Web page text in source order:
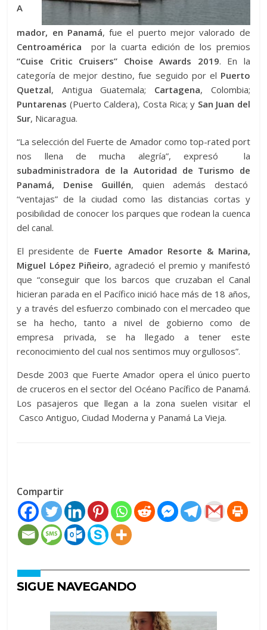
A
mador, en Panamá, fue el puerto mejor valorado de
Centroamérica
por la cuarta edición de los premios
“Cuise Critic Cruisers” Choise Awards 2019. En la
categoría de mejor destino, fue seguido por el Puerto
Quetzal, Antigua Guatemala; Cartagena, Colombia;
Puntarenas (Puerto Caldera), Costa Rica; y San Juan del
Sur, Nicaragua.
“La selección del Fuerte de Amador como top-rated port
nos llena de mucha alegría”, expresó la
subadministradora de la Autoridad de Turismo de
Panamá, Denise Guillén, quien además destacó
“ventajas” de la ciudad como las distancias cortas y
posibilidad de conocer los parques que rodean la cuenca
del canal.
El presidente de Fuerte Amador Resorte & Marina,
Miguel López Piñeiro, agradeció el premio y manifestó
que “conseguir que los barcos que cruzaban el Canal
hicieran parada en el Pacífico inició hace más de 18 años,
y a través del esfuerzo combinado con el mercadeo que
se ha hecho, tanto a nivel de gobierno como de
empresa privada, se ha llegado a tener este
reconocimiento del cual nos sentimos muy orgullosos”.
Desde 2003 que Fuerte Amador opera el único puerto
de cruceros en el sector del Océano Pacífico de Panamá.
Los pasajeros que llegan a la zona suelen visitar el
Casco Antiguo, Ciudad Moderna y Panamá La Vieja.
Compartir
SIGUE NAVEGANDO